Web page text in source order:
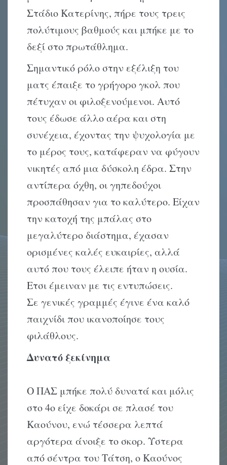
Στάδιο Κατερίνης, πήρε τους τρεις
πολύτιμους βαθμούς και μπήκε με το
δεξί στο πρωτάθλημα.
Σημαντικό ρόλο στην εξέλιξη του
ματς έπαιξε το γρήγορο γκολ που
πέτυχαν οι φιλοξενούμενοι. Αυτό
τους έδωσε άλλο αέρα και στη
συνέχεια, έχοντας την ψυχολογία με
το μέρος τους, κατάφεραν να φύγουν
νικητές από μια δύσκολη έδρα. Στην
αντίπερα όχθη, οι γηπεδούχοι
προσπάθησαν για το καλύτερο. Είχαν
την κατοχή της μπάλας στο
μεγαλύτερο διάστημα, έχασαν
ορισμένες καλές ευκαιρίες, αλλά
αυτό που τους έλειπε ήταν η ουσία.
Ετσι έμειναν με τις εντυπώσεις.
Σε γενικές γραμμές έγινε ένα καλό
παιχνίδι που ικανοποίησε τους
φιλάθλους.
Δυνατό ξεκίνημα
Ο ΠΑΣ μπήκε πολύ δυνατά και μόλις
στο 4ο είχε δοκάρι σε πλασέ του
Καούνου, ενώ τέσσερα λεπτά
αργότερα άνοιξε το σκορ. Υστερα
από σέντρα του Τάτση, ο Καούνος